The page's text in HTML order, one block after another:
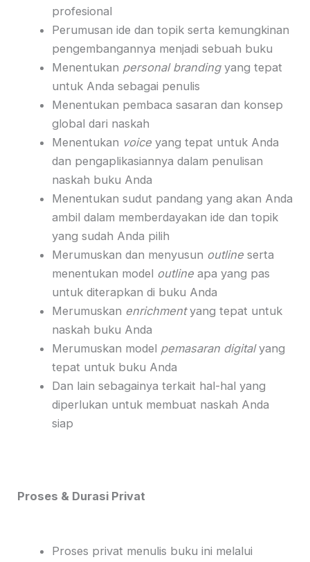
profesional
Perumusan ide dan topik serta kemungkinan
pengembangannya menjadi sebuah buku
Menentukan personal brandingyang tepat
untuk Anda sebagai penulis
Menentukan pembaca sasaran dan konsep
global dari naskah
Menentukan voice yang tepat untuk Anda
dan pengaplikasiannya dalam penulisan
naskah buku Anda
Menentukan sudut pandang yang akan Anda
ambil dalam memberdayakan ide dan topik
yang sudah Anda pilih
Merumuskan dan menyusun outlineserta
menentukan model outlineapa yang pas
untuk diterapkan di buku Anda
Merumuskan enrichmentyang tepat untuk
naskah buku Anda
Merumuskan model pemasaran digitalyang
tepat untuk buku Anda
Dan lain sebagainya terkait hal-hal yang
diperlukan untuk membuat naskah Anda
siap
Proses & Durasi Privat
Proses privat menulis buku ini melalui